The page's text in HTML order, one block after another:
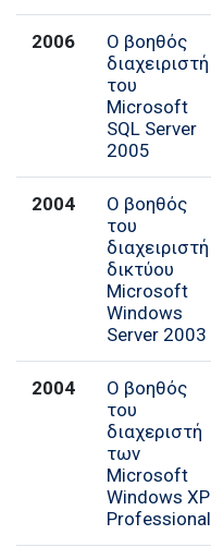
2006
Ο βοηθός
διαχειριστή
του
Microsoft
SQL Server
2005
2004
Ο βοηθός
του
διαχειριστή
δικτύου
Microsoft
Windows
Server 2003
2004
Ο βοηθός
του
διαχεριστή
των
Microsoft
Windows XP
Professional